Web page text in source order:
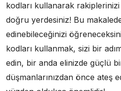
kodları kullanarak
doğru yerdesiniz! Bu
edinebileceğinizi
kodları kullanmak, sizi bir
edin, bir anda elinizde güçlü
düşmanlarınızdan önce ateş